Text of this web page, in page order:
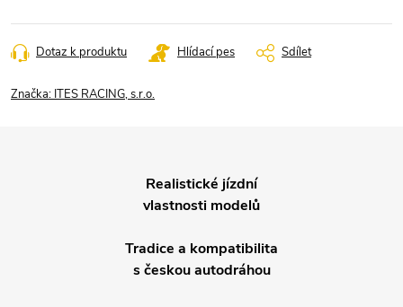
cena:
Dotaz k produktu Hlídací pes Sdílet
Značka: ITES RACING, s.r.o.
Realistické jízdní
vlastnosti modelů
Tradice a kompatibilita
s českou autodráhou